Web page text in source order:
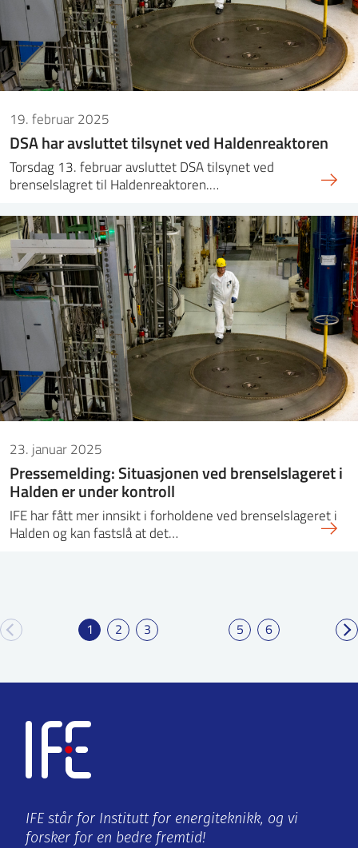
19. februar 2025
DSA har avsluttet tilsynet ved Haldenreaktoren
Torsdag 13. februar avsluttet DSA tilsynet ved
brenselslagret til Haldenreaktoren.…
23. januar 2025
Pressemelding: Situasjonen ved brenselslageret i
Halden er under kontroll
IFE har fått mer innsikt i forholdene ved brenselslageret i
Halden og kan fastslå at det…
1 2 3 5 6
IFE står for Institutt for energiteknikk, og vi
forsker for en bedre fremtid!